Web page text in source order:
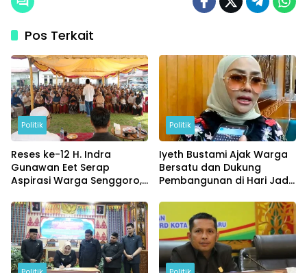
Pos Terkait
Politik
Reses ke-12 H. Indra
Gunawan Eet Serap
Aspirasi Warga Senggoro,
Jadi Sorotan
Politik
Iyeth Bustami Ajak Warga
Bersatu dan Dukung
Pembangunan di Hari Jadi